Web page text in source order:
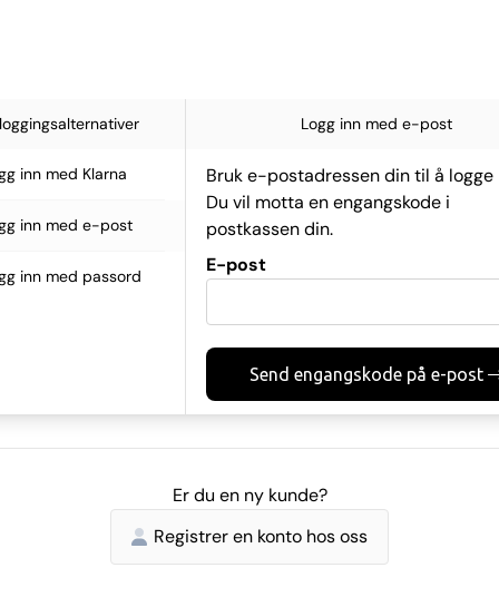
inn med Klarna
inn med e-post
inn med passord
Logg inn med e-post
Bruk e-postadressen din til å logge
Du vil motta en engangskode i
postkassen din.
E-post
Send engangskode på e-post
Er du en ny kunde?
Registrer en konto hos oss